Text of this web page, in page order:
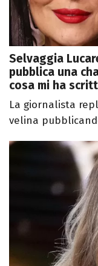
Selvaggia
pubblica una
cosa mi ha
La giornalista
velina